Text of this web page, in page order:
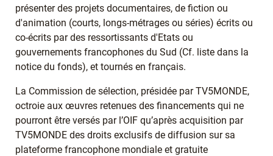
présenter des projets documentaires, de fiction ou
d'animation (courts, longs-métrages ou séries) écrits ou
co-écrits par des ressortissants d'Etats ou
gouvernements francophones du Sud (Cf. liste dans la
notice du fonds), et tournés en français.
La Commission de sélection, présidée par TV5MONDE,
octroie aux œuvres retenues des financements qui ne
pourront être versés par l’OIF qu’après acquisition par
TV5MONDE des droits exclusifs de diffusion sur sa
plateforme francophone mondiale et gratuite